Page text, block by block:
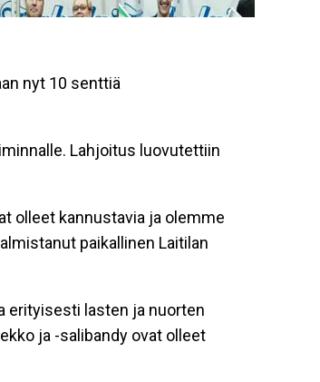
nyt 10 senttiä
Lahjoitus luovutettiin
olleet kannustavia ja olemme
paikallinen Laitilan
erityisesti lasten ja nuorten
ja -salibandy ovat olleet